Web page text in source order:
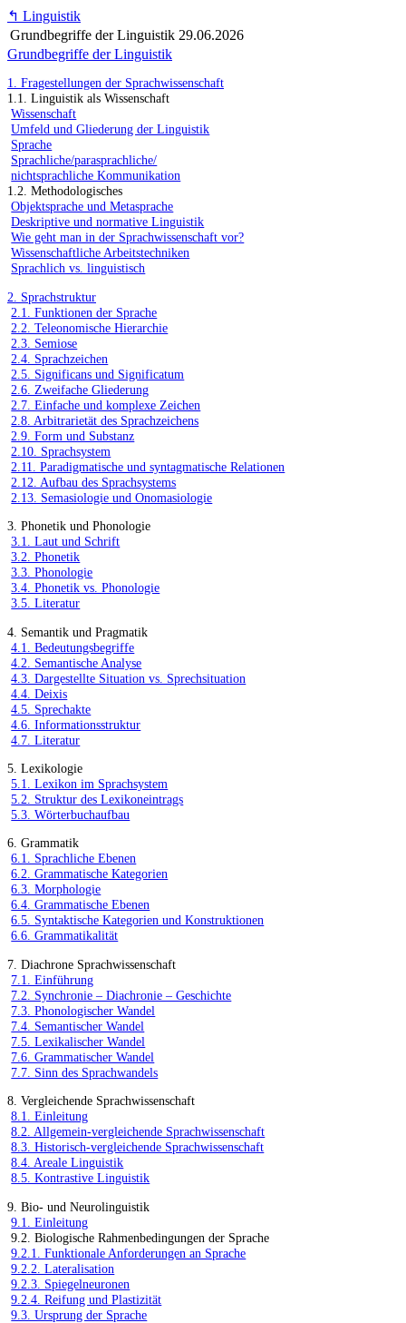
↰ Linguistik
Grundbegriffe der Linguistik 29.06.2026
Grundbegriffe der Linguistik
1. Fragestellungen der Sprachwissenschaft
1.1. Linguistik als Wissenschaft
Wissenschaft
Umfeld und Gliederung der Linguistik
Sprache
Sprachliche/parasprachliche/
nichtsprachliche Kommunikation
1.2. Methodologisches
Objektsprache und Metasprache
Deskriptive und normative Linguistik
Wie geht man in der Sprachwissenschaft vor?
Wissenschaftliche Arbeitstechniken
Sprachlich vs. linguistisch
2. Sprachstruktur
2.1. Funktionen der Sprache
2.2. Teleonomische Hierarchie
2.3. Semiose
2.4. Sprachzeichen
2.5. Significans und Significatum
2.6. Zweifache Gliederung
2.7. Einfache und komplexe Zeichen
2.8. Arbitrarietät des Sprachzeichens
2.9. Form und Substanz
2.10. Sprachsystem
2.11. Paradigmatische und syntagmatische Relationen
2.12. Aufbau des Sprachsystems
2.13. Semasiologie und Onomasiologie
3. Phonetik und Phonologie
3.1. Laut und Schrift
3.2. Phonetik
3.3. Phonologie
3.4. Phonetik vs. Phonologie
3.5. Literatur
4. Semantik und Pragmatik
4.1. Bedeutungsbegriffe
4.2. Semantische Analyse
4.3. Dargestellte Situation vs. Sprechsituation
4.4. Deixis
4.5. Sprechakte
4.6. Informationsstruktur
4.7. Literatur
5. Lexikologie
5.1. Lexikon im Sprachsystem
5.2. Struktur des Lexikoneintrags
5.3. Wörterbuchaufbau
6. Grammatik
6.1. Sprachliche Ebenen
6.2. Grammatische Kategorien
6.3. Morphologie
6.4. Grammatische Ebenen
6.5. Syntaktische Kategorien und Konstruktionen
6.6. Grammatikalität
7. Diachrone Sprachwissenschaft
7.1. Einführung
7.2. Synchronie – Diachronie – Geschichte
7.3. Phonologischer Wandel
7.4. Semantischer Wandel
7.5. Lexikalischer Wandel
7.6. Grammatischer Wandel
7.7. Sinn des Sprachwandels
8. Vergleichende Sprachwissenschaft
8.1. Einleitung
8.2. Allgemein-vergleichende Sprachwissenschaft
8.3. Historisch-vergleichende Sprachwissenschaft
8.4. Areale Linguistik
8.5. Kontrastive Linguistik
9. Bio- und Neurolinguistik
9.1. Einleitung
9.2. Biologische Rahmenbedingungen der Sprache
9.2.1. Funktionale Anforderungen an Sprache
9.2.2. Lateralisation
9.2.3. Spiegelneuronen
9.2.4. Reifung und Plastizität
9.3. Ursprung der Sprache